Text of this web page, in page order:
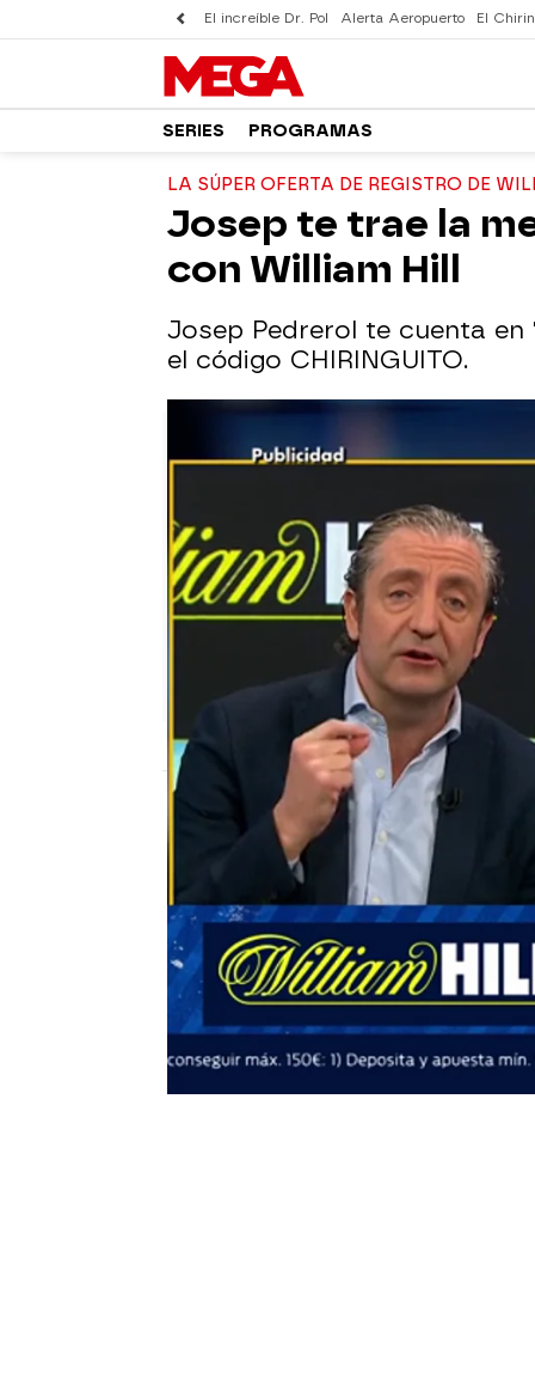
El increíble Dr. Pol Alerta Aeropuerto El
SERIES PROGRAMAS
LA SÚPER OFERTA DE REGISTRO DE
Josep te trae la
con William Hill
Josep Pedrerol te cuenta
el código CHIRINGUITO.
Madrid
10 de febrero de 2019, 02:05
el chiringuito